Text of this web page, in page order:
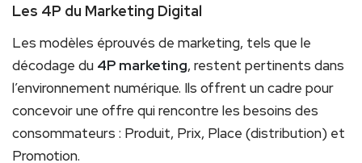
Les 4P du Marketing Digital
Les modèles éprouvés de marketing, tels que le
décodage du 4P marketing, restent pertinents dans
l’environnement numérique. Ils offrent un cadre pour
concevoir une offre qui rencontre les besoins des
consommateurs : Produit, Prix, Place (distribution) et
Promotion.